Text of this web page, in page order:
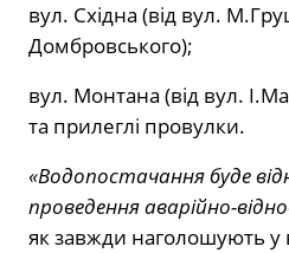
вул. Східна (від вул.
Домбровського);
вул. Монтана (від вул.
та прилеглі провулки.
«Водопостачання буде
проведення аварійно-
як завжди наголошують у